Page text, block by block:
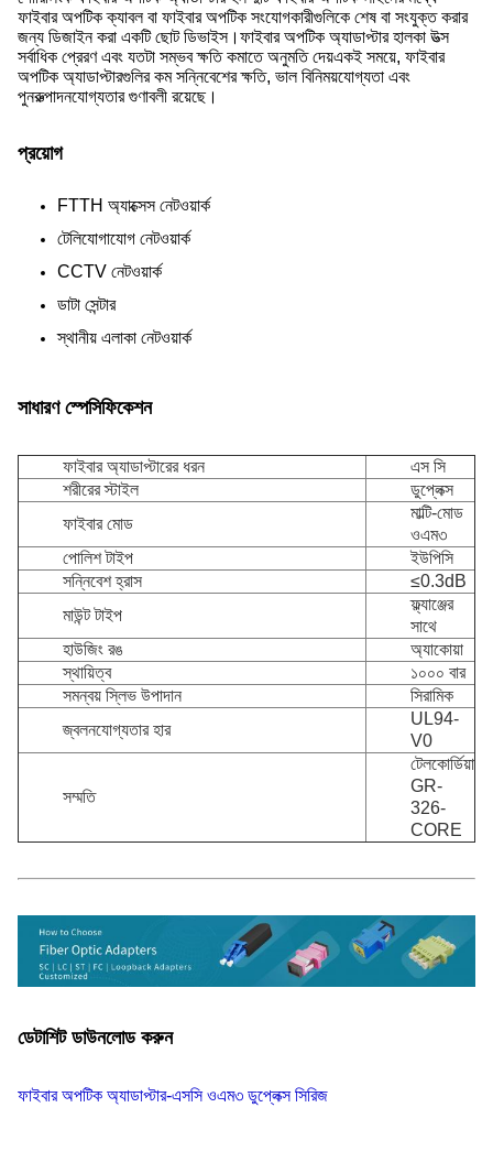
ফাইবার অপটিক ক্যাবল বা ফাইবার অপটিক সংযোগকারীগুলিকে শেষ বা সংযুক্ত করার
জন্য ডিজাইন করা একটি ছোট ডিভাইস।ফাইবার অপটিক অ্যাডাপ্টার হালকা উত্স
সর্বাধিক প্রেরণ এবং যতটা সম্ভব ক্ষতি কমাতে অনুমতি দেয়একই সময়ে, ফাইবার
অপটিক অ্যাডাপ্টারগুলির কম সন্নিবেশের ক্ষতি, ভাল বিনিময়যোগ্যতা এবং
পুনরুত্পাদনযোগ্যতার গুণাবলী রয়েছে।
প্রয়োগ
FTTH অ্যাক্সেস নেটওয়ার্ক
টেলিযোগাযোগ নেটওয়ার্ক
CCTV নেটওয়ার্ক
ডাটা সেন্টার
স্থানীয় এলাকা নেটওয়ার্ক
সাধারণ স্পেসিফিকেশন
ফাইবার অ্যাডাপ্টারের ধরন
এস সি
শরীরের স্টাইল
ডুপ্লেক্স
ফাইবার মোড
মাল্টি-মোড
ওএম৩
পোলিশ টাইপ
ইউপিসি
সন্নিবেশ হ্রাস
≤0.3dB
মাউন্ট টাইপ
ফ্ল্যাঞ্জের
সাথে
হাউজিং রঙ
অ্যাকোয়া
স্থায়িত্ব
১০০০ বার
সমন্বয় স্লিভ উপাদান
সিরামিক
জ্বলনযোগ্যতার হার
UL94-
V0
সম্মতি
টেলকোর্ডিয়া
GR-
326-
CORE
ডেটাশিট ডাউনলোড করুন
ফাইবার অপটিক অ্যাডাপ্টার-এসসি ওএম৩ ডুপ্লেক্স সিরিজ